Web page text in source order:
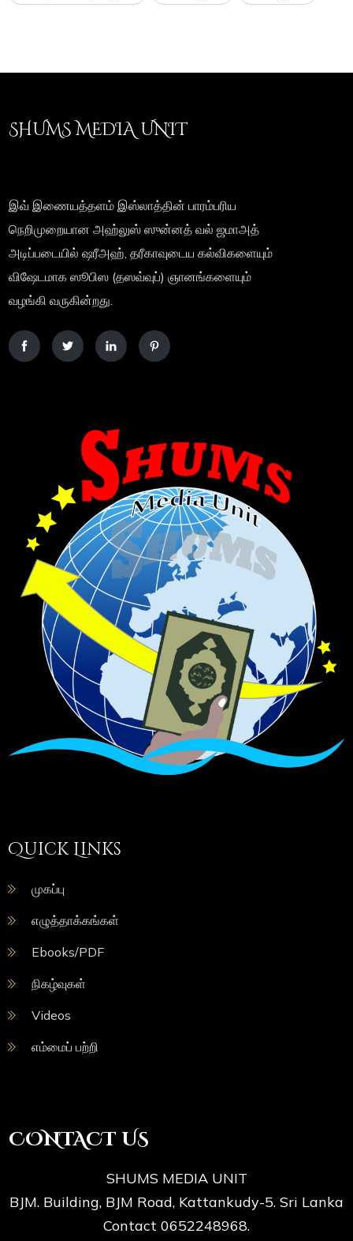
SHUMS MEDIA UNIT
இவ் இணையத்தளம் இஸ்லாத்தின் பாரம்பரிய
நெறிமுறையான அஹ்லுஸ் ஸுன்னத் வல் ஜமாஅத்
அடிப்படையில் ஷரீஅஹ், தரீகாவுடைய கல்விகளையும்
விஷேடமாக ஸூபிஸ (தஸவ்வுப்) ஞானங்களையும்
வழங்கி வருகின்றது.
Quick Links
முகப்பு
எழுத்தாக்கங்கள்
Ebooks/PDF
நிகழ்வுகள்
Videos
எம்மைப் பற்றி
CONTACT US
SHUMS MEDIA UNIT
BJM. Building, BJM Road, Kattankudy-5. Sri Lanka
Contact 0652248968.